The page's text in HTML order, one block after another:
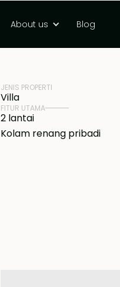
About us Blog
HARGA
JENIS PROPERTI
Villa
FITUR UTAMA
2 lantai
Kolam renang pribadi